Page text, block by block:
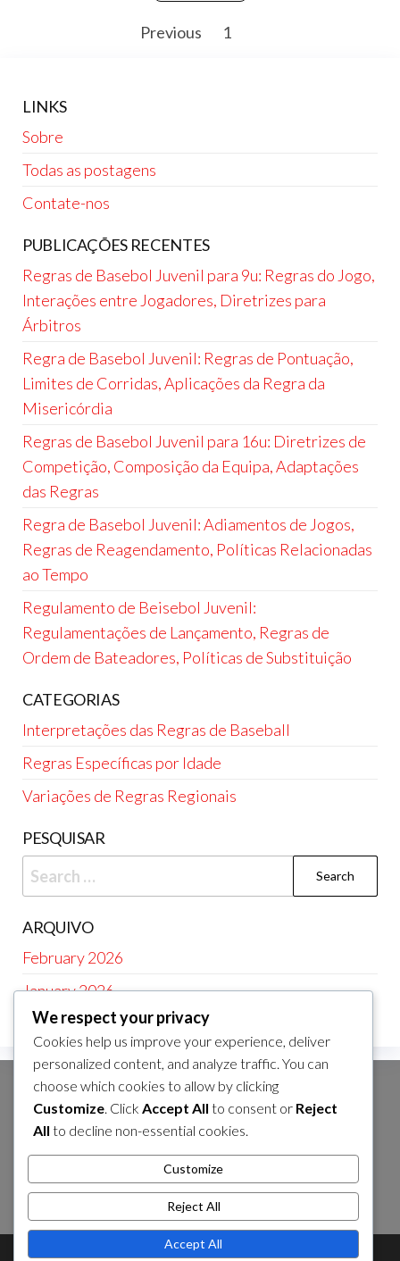
Previous 1
LINKS
Sobre
Todas as postagens
Contate-nos
PUBLICAÇÕES RECENTES
Regras de Basebol Juvenil para 9u: Regras do Jogo,
Interações entre Jogadores, Diretrizes para
Árbitros
Regra de Basebol Juvenil: Regras de Pontuação,
Limites de Corridas, Aplicações da Regra da
Misericórdia
Regras de Basebol Juvenil para 16u: Diretrizes de
Competição, Composição da Equipa, Adaptações
das Regras
Regra de Basebol Juvenil: Adiamentos de Jogos,
Regras de Reagendamento, Políticas Relacionadas
ao Tempo
Regulamento de Beisebol Juvenil:
Regulamentações de Lançamento, Regras de
Ordem de Bateadores, Políticas de Substituição
CATEGORIAS
Interpretações das Regras de Baseball
Regras Específicas por Idade
Variações de Regras Regionais
PESQUISAR
Search
for:
ARQUIVO
February 2026
January 2026
CATEGORIAS
Interpretações das Regras de Baseball
Regras Específicas por Idade
Variações de Regras Regionais
We respect your privacy
Cookies help us improve your experience, deliver
personalized content, and analyze traffic. You can
choose which cookies to allow by clicking
Customize. Click Accept All to consent or Reject
All to decline non-essential cookies.
Customize
Reject All
Accept All